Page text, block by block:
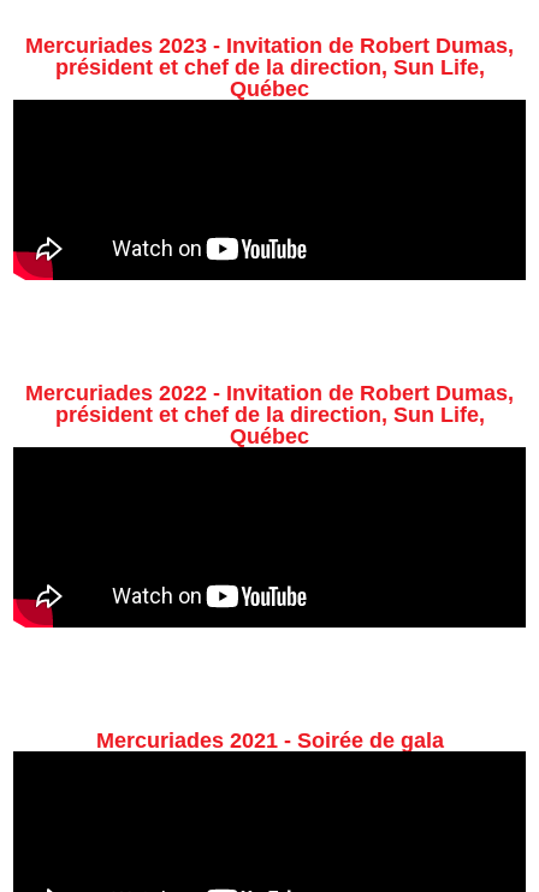
Mercuriades 2023 - Invitation de Robert Dumas,
président et chef de la direction, Sun Life,
Québec
Mercuriades 2022 - Invitation de Robert Dumas,
président et chef de la direction, Sun Life,
Québec
Mercuriades 2021 - Soirée de gala